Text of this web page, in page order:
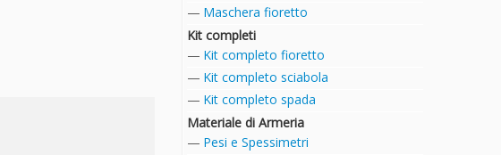
Maschera fioretto
Kit completi
Kit completo fioretto
Kit completo sciabola
Kit completo spada
Materiale di Armeria
Pesi e Spessimetri